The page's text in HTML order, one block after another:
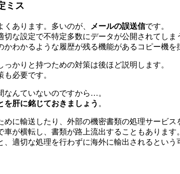
ミス
あります。多いのが、 メールの誤送信です。
な設定で不特定多数にデータが公開されてし
わかるような履歴が残る機能があるコピー機を
かりと持つための対策は後ほど説明します。
必要です。
なんていないのですから…。
肝に銘じておきましょう 。
に輸送したり、外部の機密書類の処理サービス
が横転し、書類が路上流出することもあります。
適切な処理を行わずに海外に輸出されるという